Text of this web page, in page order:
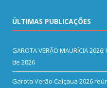
ÚLTIMAS PUBLICAÇÕES
GAROTA VERÃO MAURÍCIA 2026:
de 2026
Garota Verão Caiçaua 2026